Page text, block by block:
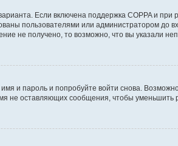
Если включена поддержка COPPA и при
пользователями или администратором до
не получено, то возможно, что вы указали
и пароль и попробуйте войти снова.
не оставляющих сообщения, чтобы